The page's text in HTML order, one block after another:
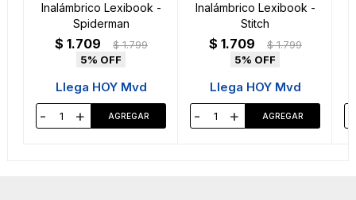
Inalámbrico Lexibook -
Spiderman
$ 1.709 $ 1.799
5
Llega HOY Mvd
- +
Inalámbrico Lexibook -
Stitch
$ 1.709 $ 1.799
5
Llega HOY Mvd
- +